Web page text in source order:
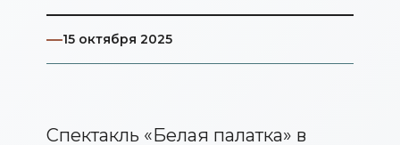
15 октября 2025
Спектакль «Белая палатка» в